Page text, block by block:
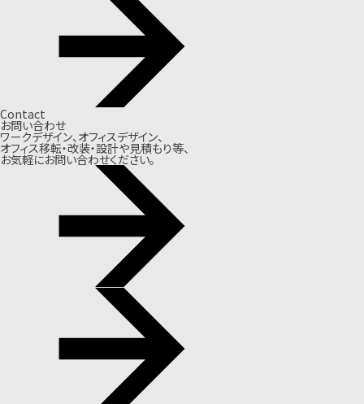
Contact
お問い合わせ
ワークデザイン、オフィスデザイン、
オフィス移転・改装・設計や見積もり等、
お気軽にお問い合わせください。